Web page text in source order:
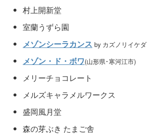
村上開新堂
室蘭うずら園
メゾンシーラカンス by カズノリイケダ
メゾン・ド・ボワ(山形県･寒河江市)
メリーチョコレート
メルズキャラメルワークス
盛岡風月堂
森の芽ぶき たまご舎